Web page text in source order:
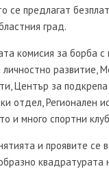
се предлагат
град.
комисия за борба
Център за
отдел, Регионален
и много спортни
и проявите се